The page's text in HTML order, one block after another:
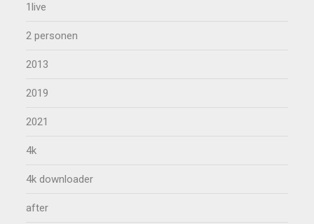
1live
2 personen
2013
2019
2021
4k
4k downloader
after